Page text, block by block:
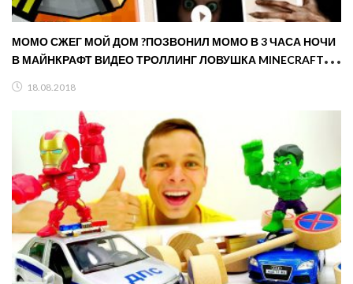
МОМО СЖЕГ МОЙ ДОМ ?ПОЗВОНИЛ МОМО В 3 ЧАСА НОЧИ
В МАЙНКРАФТ ВИДЕО ТРОЛЛИНГ ЛОВУШКА MINECRAFT
18.08.2018